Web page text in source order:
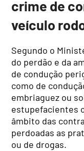
crime de
veículo
Segundo o
do perdão e da
de condução
como de
embriaguez ou
estupefacientes
âmbito das
perdoadas as
ou de drogas.